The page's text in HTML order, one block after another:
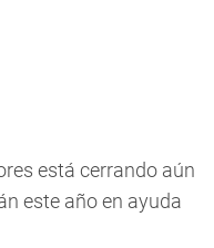
está cerrando aún
este año en ayuda